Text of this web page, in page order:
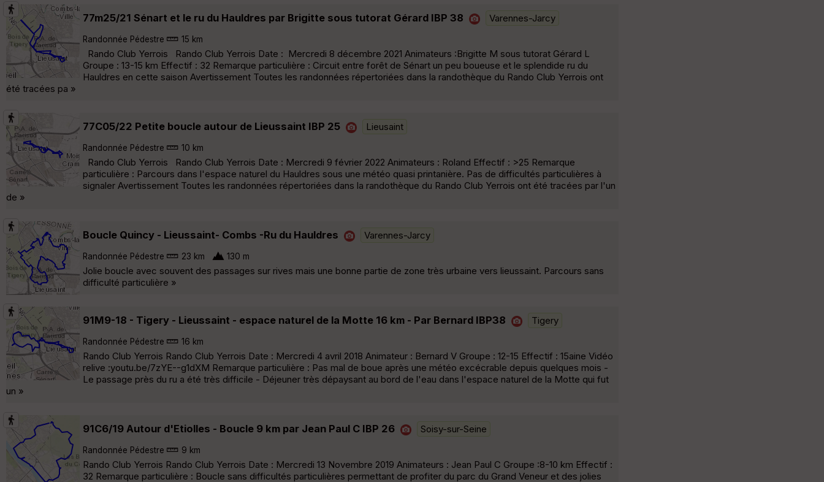
77m25/21 Sénart et le ru du Hauldres par Brigitte sous tutorat Gérard IBP 38 Varennes-Jarcy
Randonnée Pédestre 15 km
Rando Club Yerrois Rando Club Yerrois Date : Mercredi 8 décembre 2021 Animateurs :Brigitte M sous tutorat Gérard L
Groupe : 13-15 km Effectif : 32 Remarque particulière : Circuit entre forêt de Sénart un peu boueuse et le splendide ru du
Hauldres en cette saison Avertissement Toutes les randonnées répertoriées dans la randothèque du Rando Club Yerrois ont
été tracées pa »
77C05/22 Petite boucle autour de Lieussaint IBP 25 Lieusaint
Randonnée Pédestre 10 km
Rando Club Yerrois Rando Club Yerrois Date : Mercredi 9 février 2022 Animateurs : Roland Effectif : >25 Remarque
particulière : Parcours dans l'espace naturel du Hauldres sous une météo quasi printanière. Pas de difficultés particulières à
signaler Avertissement Toutes les randonnées répertoriées dans la randothèque du Rando Club Yerrois ont été tracées par l'un
de »
Boucle Quincy - Lieussaint- Combs -Ru du Hauldres Varennes-Jarcy
Randonnée Pédestre 23 km 130 m
Jolie boucle avec souvent des passages sur rives mais une bonne partie de zone très urbaine vers lieussaint. Parcours sans
difficulté particulière »
91M9-18 - Tigery - Lieussaint - espace naturel de la Motte 16 km - Par Bernard IBP38 Tigery
Randonnée Pédestre 16 km
Rando Club Yerrois Rando Club Yerrois Date : Mercredi 4 avril 2018 Animateur : Bernard V Groupe : 12-15 Effectif : 15aine Vidéo
relive :youtu.be/7zYE--g1dXM Remarque particulière : Pas mal de boue après une météo excécrable depuis quelques mois -
Le passage près du ru a été très difficile - Déjeuner très dépaysant au bord de l'eau dans l'espace naturel de la Motte qui fut
un »
91C6/19 Autour d'Etiolles - Boucle 9 km par Jean Paul C IBP 26 Soisy-sur-Seine
Randonnée Pédestre 9 km
Rando Club Yerrois Rando Club Yerrois Date : Mercredi 13 Novembre 2019 Animateurs : Jean Paul C Groupe :8-10 km Effectif :
32 Remarque particulière : Boucle sans difficultés particulières permettant de profiter du parc du Grand Veneur et des jolies